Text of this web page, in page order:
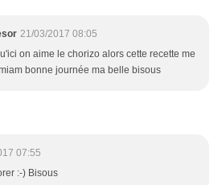
21/03/2017 08:05
on aime le chorizo alors cette recette me
bonne journée ma belle bisous
07:55
:-) Bisous